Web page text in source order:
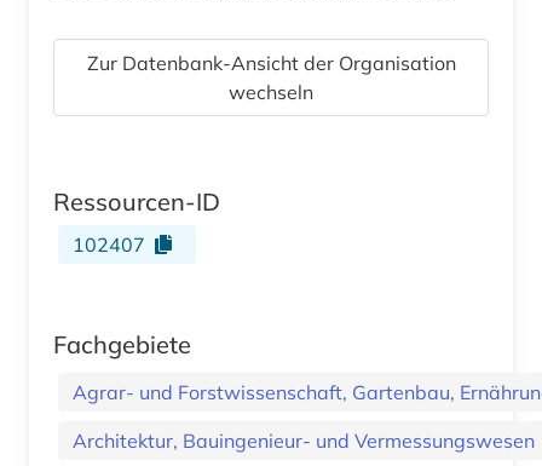
Zur Datenbank-Ansicht der Organisation
wechseln
Ressourcen-ID
102407
Fachgebiete
Agrar- und Forstwissenschaft, Gartenbau,
Architektur, Bauingenieur- und Vermessungswesen